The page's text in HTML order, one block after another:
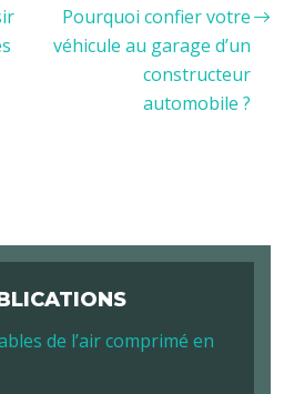
Pourquoi confier votre
véhicule au garage d’un
constructeur
automobile ?
de l’air comprimé en